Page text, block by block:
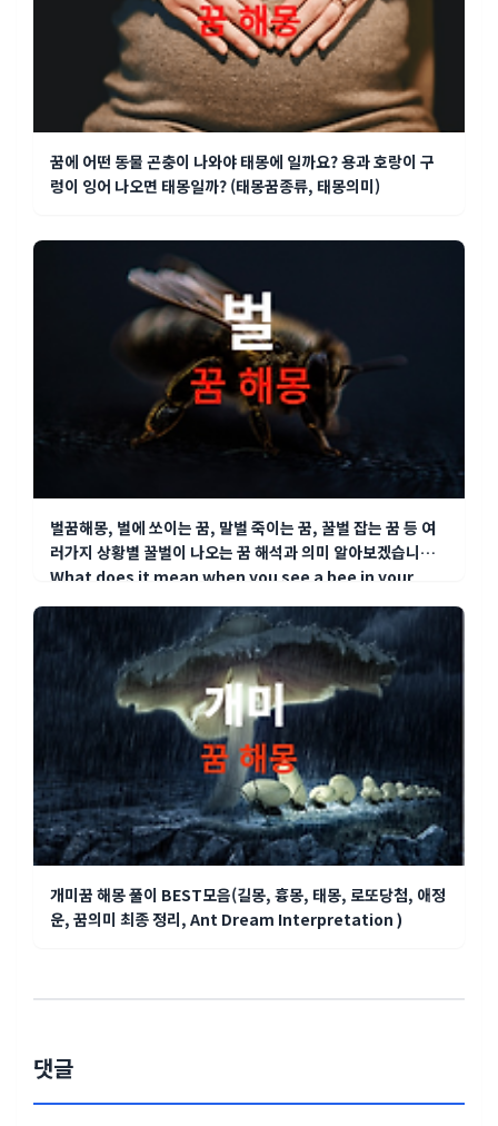
꿈에 어떤 동물 곤충이 나와야 태몽에 일까요? 용과 호랑이 구
렁이 잉어 나오면 태몽일까? (태몽꿈종류, 태몽의미)
벌꿈해몽, 벌에 쏘이는 꿈, 말벌 죽이는 꿈, 꿀벌 잡는 꿈 등 여
러가지 상황별 꿀벌이 나오는 꿈 해석과 의미 알아보겠습니다.(
What does it mean when you see a bee in your
dream? )
개미꿈 해몽 풀이 BEST모음(길몽, 흉몽, 태몽, 로또당첨, 애정
운, 꿈의미 최종 정리, Ant Dream Interpretation )
댓글